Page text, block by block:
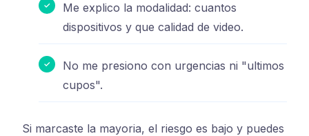
Me explico la modalidad: cuantos
dispositivos y que calidad de video.
No me presiono con urgencias ni "ultimos
cupos".
Si marcaste la mayoria, el riesgo es bajo y puedes